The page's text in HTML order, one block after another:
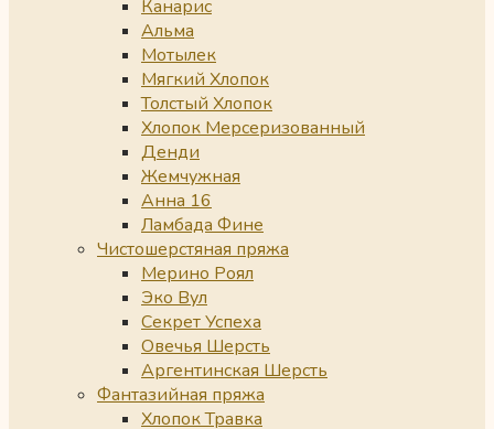
Канарис
Альма
Мотылек
Мягкий Хлопок
Толстый Хлопок
Хлопок Мерсеризованный
Денди
Жемчужная
Анна 16
Ламбада Фине
Чистошерстяная пряжа
Мерино Роял
Эко Вул
Секрет Успеха
Овечья Шерсть
Аргентинская Шерсть
Фантазийная пряжа
Хлопок Травка